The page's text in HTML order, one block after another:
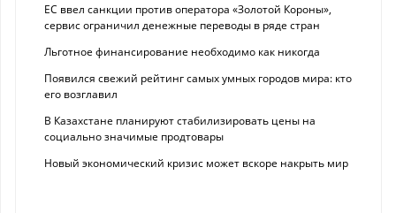
ЕС ввел санкции против оператора «Золотой Короны»,
сервис ограничил денежные переводы в ряде стран
Льготное финансирование необходимо как никогда
Появился свежий рейтинг самых умных городов мира: кто
его возглавил
В Казахстане планируют стабилизировать цены на
социально значимые продтовары
Новый экономический кризис может вскоре накрыть мир